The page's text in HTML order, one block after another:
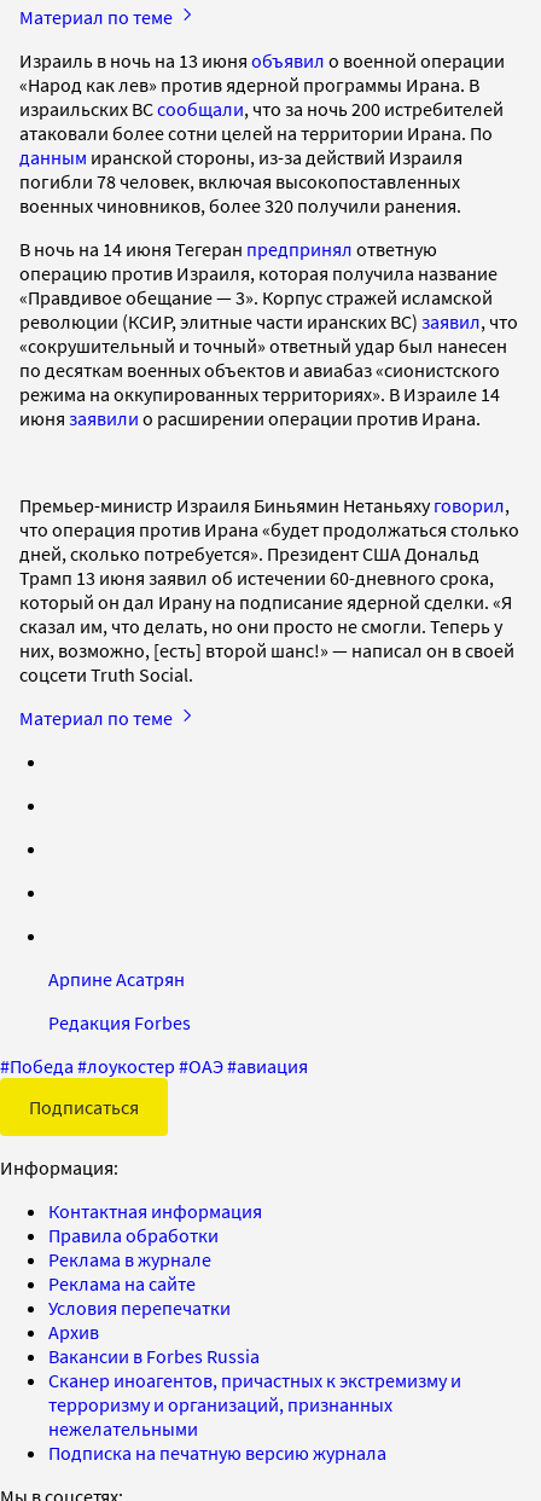
Материал по теме
Израиль в ночь на 13 июня объявил о военной операции
«Народ как лев» против ядерной программы Ирана. В
израильских ВСсообщали, что за ночь 200 истребителей
атаковали более сотни целей на территории Ирана. По
данным иранской стороны, из-за действий Израиля
погибли 78 человек, включая высокопоставленных
военных чиновников, более 320 получили ранения.
В ночь на 14 июня Тегеран предпринял ответную
операцию против Израиля, которая получила название
«Правдивое обещание — 3». Корпус стражей исламской
революции (КСИР, элитные части иранских ВС) заявил, что
«сокрушительный и точный» ответный удар был нанесен
по десяткам военных объектов и авиабаз «сионистского
режима на оккупированных территориях». В Израиле 14
июня заявили о расширении операции против Ирана.
Премьер-министр Израиля Биньямин Нетаньяхуговорил,
что операция против Ирана «будет продолжаться столько
дней, сколько потребуется». Президент США Дональд
Трамп 13 июня заявил об истечении 60-дневного срока,
который он дал Ирану на подписание ядерной сделки. «Я
сказал им, что делать, но они просто не смогли. Теперь у
них, возможно, [есть] второй шанс!» — написал он в своей
соцсети Truth Social.
Материал по теме
Арпине Асатрян
Редакция Forbes
#Победа #лоукостер #ОАЭ#авиация
Подписаться
Информация:
Контактная информация
Правила обработки
Реклама в журнале
Реклама на сайте
Условия перепечатки
Архив
Вакансии в Forbes Russia
Сканер иноагентов, причастных к экстремизму и
терроризму и организаций, признанных
нежелательными
Подписка на печатную версию журнала
Мы в соцсетях: